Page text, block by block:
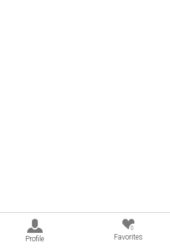
Profile
0
Favorites